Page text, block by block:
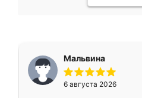
Мальвина
6 августа 2026